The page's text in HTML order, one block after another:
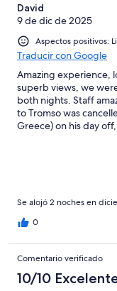
David
9 de dic de 2025
Aspectos positivos:
Traducir con Google
Amazing experience,
superb views, we
both nights. Staff
to Tromso was
Greece) on his day
really nice bus ride
Tromso centre
Se alojó 2 noches en
0
Comentario verificado
10/10